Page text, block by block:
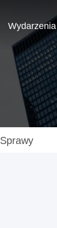
Wydarzenia
Sprawy